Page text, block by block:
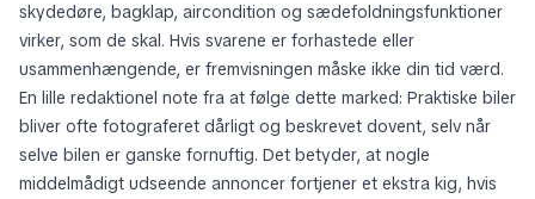
skydedøre, bagklap, aircondition og sædefoldningsfunktioner
virker, som de skal. Hvis svarene er forhastede eller
usammenhængende, er fremvisningen måske ikke din tid værd.
En lille redaktionel note fra at følge dette marked: Praktiske biler
bliver ofte fotograferet dårligt og beskrevet dovent, selv når
selve bilen er ganske fornuftig. Det betyder, at nogle
middelmådigt udseende annoncer fortjener et ekstra kig, hvis